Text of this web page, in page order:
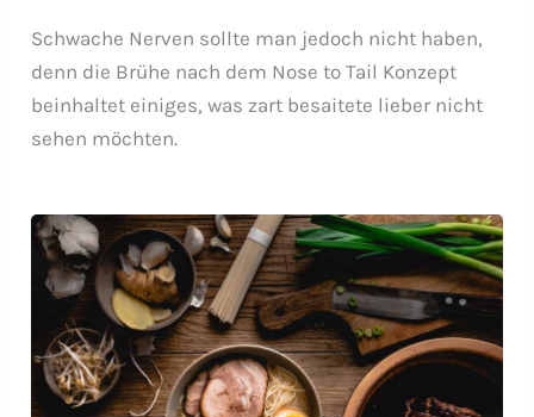
Schwache Nerven sollte man jedoch nicht haben,
denn die Brühe nach dem Nose to Tail Konzept
beinhaltet einiges, was zart besaitete lieber nicht
sehen möchten.